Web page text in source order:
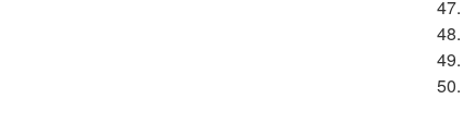
47.
48.
49.
50.